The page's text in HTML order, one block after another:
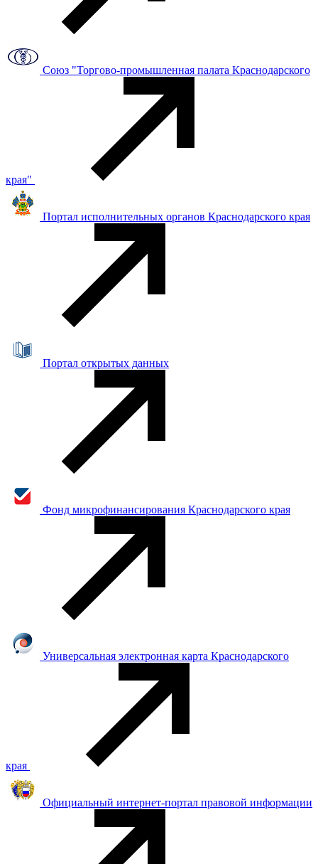
Союз "Торгово-промышленная палата Краснодарского
края"
Портал исполнительных органов Краснодарского края
Портал открытых данных
Фонд микрофинансирования Краснодарского края
Универсальная электронная карта Краснодарского
края
Официальный интернет-портал правовой информации